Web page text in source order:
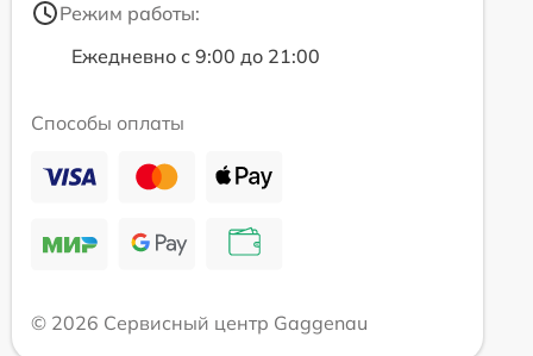
Режим работы:
Ежедневно с 9:00 до 21:00
Способы оплаты
© 2026 Сервисный центр Gaggenau